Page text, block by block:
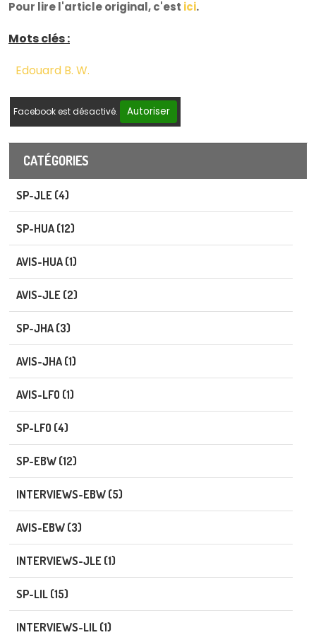
Pour lire l'article original, c'est ici.
Mots clés :
Edouard B. W.
Facebook est désactivé. Autoriser
CATÉGORIES
SP-JLE (4)
SP-HUA (12)
AVIS-HUA (1)
AVIS-JLE (2)
SP-JHA (3)
AVIS-JHA (1)
AVIS-LFO (1)
SP-LFO (4)
SP-EBW (12)
INTERVIEWS-EBW (5)
AVIS-EBW (3)
INTERVIEWS-JLE (1)
SP-LIL (15)
INTERVIEWS-LIL (1)